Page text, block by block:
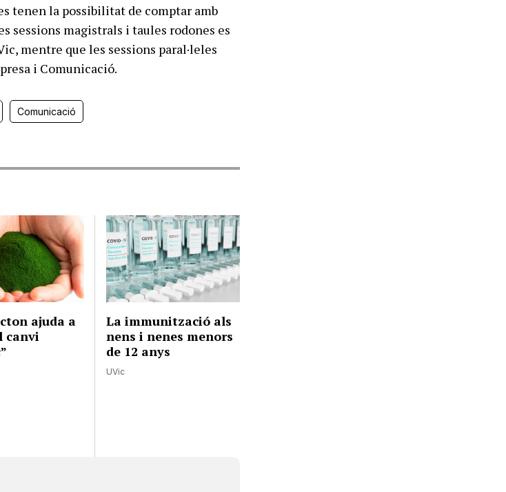
tenen la possibilitat de comptar amb
sessions magistrals i taules rodones es
mentre que les sessions paral·leles
i Comunicació.
Comunicació
ajuda a
canvi
La immunització als
nens i nenes menors
de 12 anys
UVic